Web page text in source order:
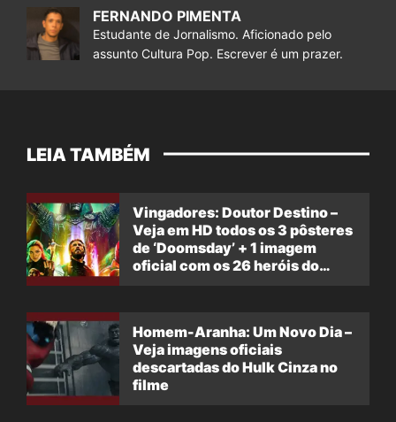
FERNANDO PIMENTA
Estudante de Jornalismo. Aficionado pelo
assunto Cultura Pop. Escrever é um prazer.
LEIA TAMBÉM
Vingadores: Doutor Destino –
Veja em HD todos os 3 pôsteres
de ‘Doomsday’ + 1 imagem
oficial com os 26 heróis do
Homem-Aranha: Um Novo Dia –
Veja imagens oficiais
descartadas do Hulk Cinza no
filme